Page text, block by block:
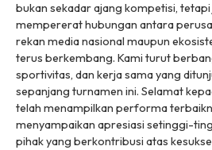
bukan sekadar ajang kompetisi,
mempererat hubungan antara
rekan media nasional maupun
terus berkembang. Kami turut
sportivitas, dan kerja sama yang
sepanjang turnamen ini. Selamat
telah menampilkan performa
menyampaikan apresiasi setinggi-
pihak yang berkontribusi atas